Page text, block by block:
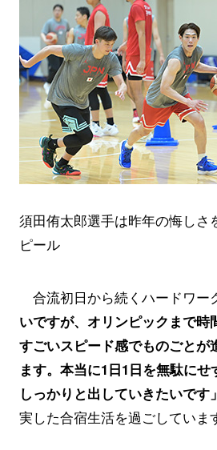
須田侑太郎選手は昨年の悔しさ
ピール
合流初日から続くハードワー
いですが、オリンピックまで時
すごいスピード感でものごとが
ます。本当に1日1日を無駄に
しっかりと出していきたいです」
実した合宿生活を過ごしていま